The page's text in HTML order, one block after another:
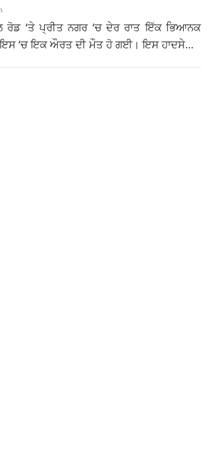
ਰੋਡ ‘ਤੇ ਪ੍ਰੀਤ ਨਗਰ ‘ਚ ਦੇਰ ਰਾਤ ਇੱਕ ਭਿਆਨਕ
ਇਸ ‘ਚ ਇਕ ਔਰਤ ਦੀ ਮੌਤ ਹੋ ਗਈ। ਇਸ ਹਾਦਸੇ...